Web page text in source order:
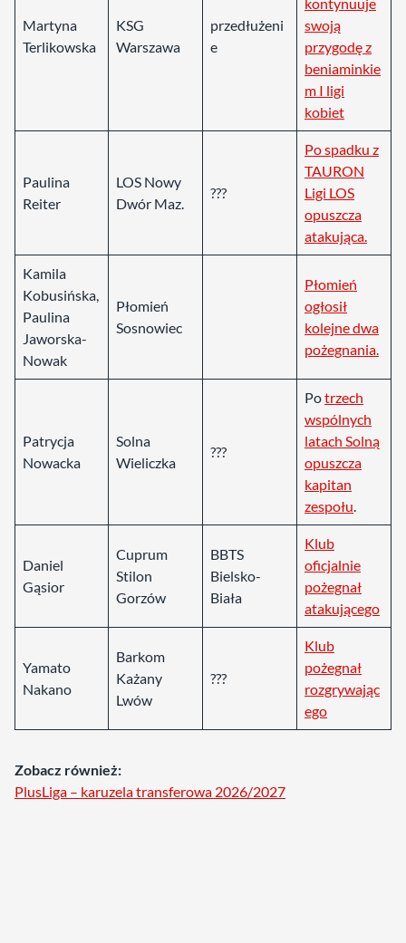
Martyna
Terlikowska
KSG
Warszawa
przedłużeni
e
swoją
przygodę z
beniaminkie
m I ligi
kobiet
Paulina
Reiter
LOS Nowy
Dwór Maz.
???
Po spadku z
TAURON
Ligi LOS
opuszcza
atakująca.
Kamila
Kobusińska,
Paulina
Jaworska-
Nowak
Płomień
Sosnowiec
Płomień
ogłosił
kolejne dwa
pożegnania.
Patrycja
Nowacka
Solna
Wieliczka
???
Potrzech
wspólnych
latach Solną
opuszcza
kapitan
zespołu.
Daniel
Gąsior
Cuprum
Stilon
Gorzów
BBTS
Bielsko-
Biała
Klub
oficjalnie
pożegnał
atakującego
Yamato
Nakano
Barkom
Każany
Lwów
???
Klub
pożegnał
rozgrywając
ego
Zobacz również:
PlusLiga – karuzela transferowa 2026/2027